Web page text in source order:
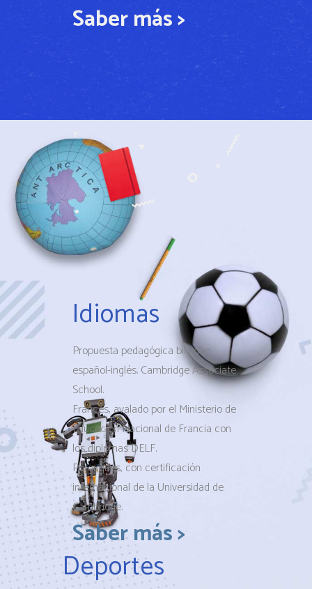
Saber más >
Idiomas
Propuesta pedagógica bilingüe
español-inglés. Cambridge Associate
School.
Francés, avalado por el Ministerio de
Educación Nacional de Francia con
los diplomas DELF.
Porgugués, con certificación
internacional de la Universidad de
Cambridge.
Saber más >
Deportes